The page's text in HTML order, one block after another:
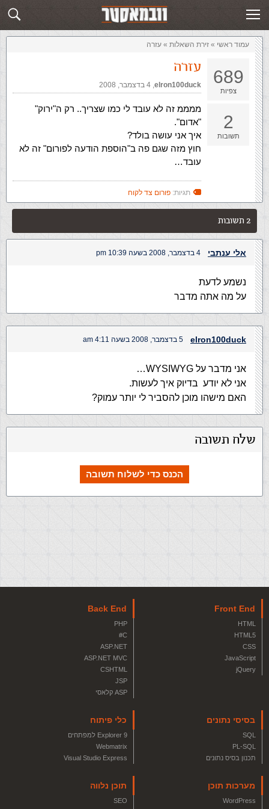
שלח תשובה זירת השאלות
עמוד ראשי » ‏זירת השאלות‏ » עזרה
689
צפיות
2
תשובות
עזרה
elron100duck
,‏ 4 בדצמבר, 2008
ממממ זה לא עובד לי כמו שצריך.. רק ה"ירוק"
"אדום".
איך אני עושה בולד?
חוץ מזה שגם פה ב"הוספת הודעה לפורום" זה לא
עובד…
תגיות: פורום צד לקוח
2 תשובות
אלי ענתבי 4 בדצמבר, 2008 בשעה 10:39 pm
נשמע לדעת
על מה אתה מדבר
elron100duck 5 בדצמבר, 2008 בשעה 4:11 am
אני מדבר על WYSIWYG…
אני לא יודע בדיוק איך לעשות.
האם מישהו מוכן להסביר לי יותר עמוק?
שלח תשובה
הכנס כדי לשלוח תשובה
Front End
HTML
HTML5
CSS
JavaScript
jQuery
Back End
PHP
C#
ASP.NET
ASP.NET MVC
CSHTML
JSP
ASP קלאסי
בסיסי נתונים
SQL
PL-SQL
תכנון בסיס נתונים
כלי פיתוח
Explorer 9 למפתחים
Webmatrix
Visual Studio Express
מערכות תוכן
WordPress
תוכן נלווה
SEO